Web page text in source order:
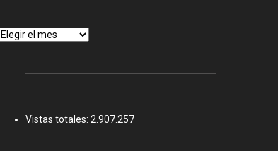
Archivos
Vistas totales: 2.907.257